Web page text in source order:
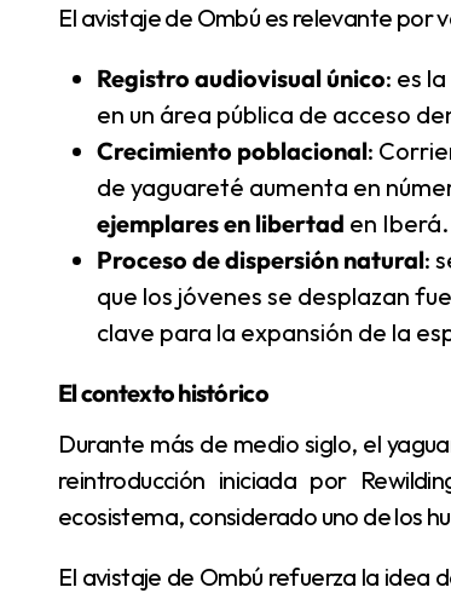
El avistaje de Ombú es relevante por
Registro audiovisual único: es
en un área pública de acceso
Crecimiento poblacional:
de yaguareté aumenta en
ejemplares en libertad en Iberá.
Proceso de dispersión natural:
que los jóvenes se desplazan
clave para la expansión de la
El contexto histórico
Durante más de medio siglo, el yaguareté estuvo ausente de Corrientes debido a la cacería. La
reintroducción iniciada por
ecosistema, considerado uno de los
El avistaje de Ombú refuerza la idea de que la conservación puede revertir procesos de extinción